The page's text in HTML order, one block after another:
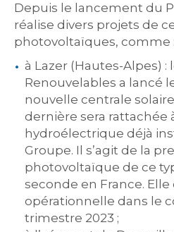
Depuis le lancement du
réalise divers projets de
photovoltaïques, comme :
à Lazer (Hautes-Alpes) :
Renouvelables a lancé
nouvelle centrale
dernière sera rattachée
hydroélectrique déjà
Groupe. Il s’agit de la
photovoltaïque de ce
seconde en France.
opérationnelle dans le
trimestre 2023 ;